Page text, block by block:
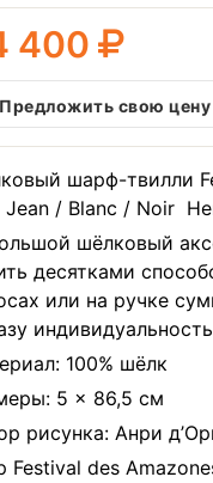
400
Предложить свою цену
шарф-твилли
Jean / Blanc / Noir
шёлковый
десятками
или на ручке
100% шёлк
5 × 86,5 см
рисунка: Анри
Festival des